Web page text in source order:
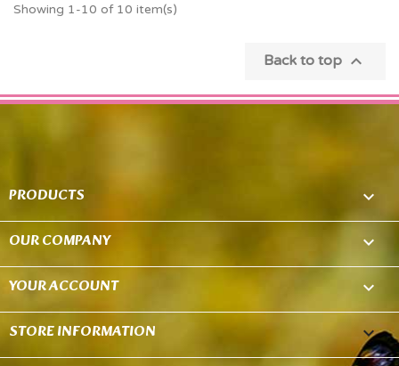
Showing 1-10 of 10 item(s)
Back to top 
PRODUCTS 
OUR COMPANY 
YOUR ACCOUNT 
STORE INFORMATION keyboard_arrow_down